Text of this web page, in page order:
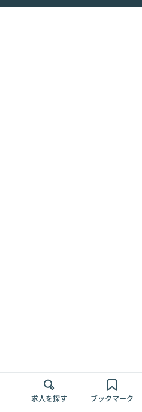
いう方にこそ参加いただきたい
求人を探す ブックマーク